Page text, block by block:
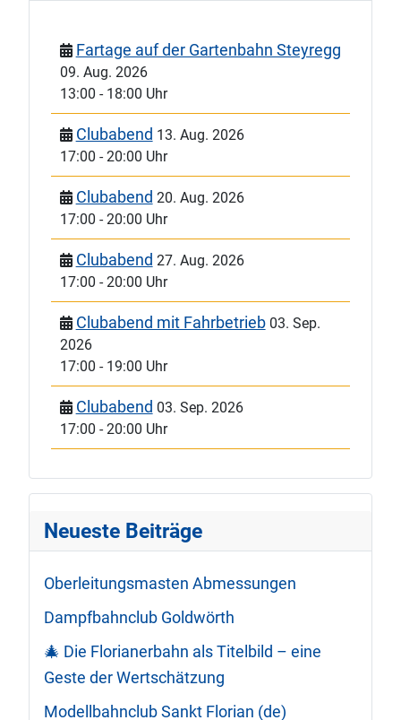
Fartage auf der Gartenbahn Steyregg
09. Aug. 2026
13:00 - 18:00 Uhr
Clubabend 13. Aug. 2026
17:00 -20:00 Uhr
Clubabend 20. Aug. 2026
17:00 -20:00 Uhr
Clubabend 27. Aug. 2026
17:00 -20:00 Uhr
Clubabend mit Fahrbetrieb 03. Sep.
2026
17:00 - 19:00 Uhr
Clubabend 03. Sep. 2026
17:00 -20:00 Uhr
Neueste Beiträge
Oberleitungsmasten Abmessungen
Dampfbahnclub Goldwörth
🎄 Die Florianerbahn als Titelbild – eine
Geste der Wertschätzung
Modellbahnclub Sankt Florian (de)